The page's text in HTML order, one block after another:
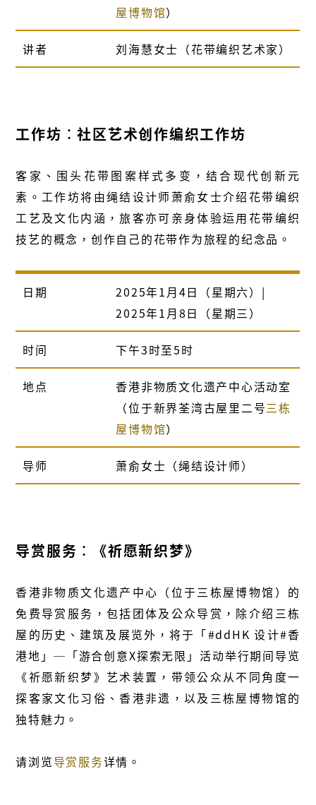
屋博物馆）
讲者 刘海慧女士（花带编织艺术家）
工作坊︰社区艺术创作编织工作坊
客家、围头花带图案样式多变，结合现代创新元
素。工作坊将由绳结设计师萧俞女士介绍花带编织
工艺及文化内涵，旅客亦可亲身体验运用花带编织
技艺的概念，创作自己的花带作为旅程的纪念品。
日期
2025年1月4日（星期六）|
2025年1月8日（星期三）
时间 下午3时至5时
地点
香港非物质文化遗产中心活动室
（位于新界荃湾古屋里二号三栋
屋博物馆）
导师 萧俞女士（绳结设计师）
导赏服务︰《祈愿新织梦》
香港非物质文化遗产中心（位于三栋屋博物馆）的
免费导赏服务，包括团体及公众导赏，除介绍三栋
屋的历史、建筑及展览外，将于「#ddHK 设计#香
港地」─「游合创意X探索无限」活动举行期间导览
《祈愿新织梦》艺术装置，带领公众从不同角度一
探客家文化习俗、香港非遗，以及三栋屋博物馆的
独特魅力。
请浏览导赏服务详情。